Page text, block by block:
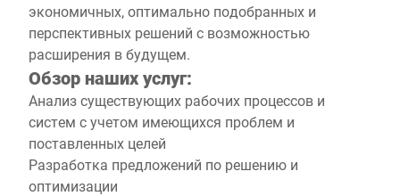
экономичных, оптимально подобранных и
перспективных решений с возможностью
расширения в будущем.
Обзор наших услуг:
Анализ существующих рабочих процессов и
систем с учетом имеющихся проблем и
поставленных целей
Разработка предложений по решению и
оптимизации